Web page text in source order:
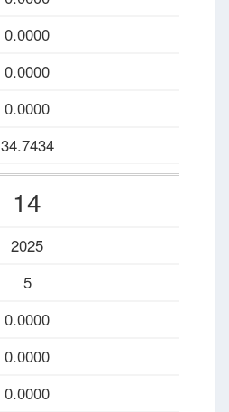
0.0000
0.0000
0.0000
34.7434
14
2025
5
0.0000
0.0000
0.0000